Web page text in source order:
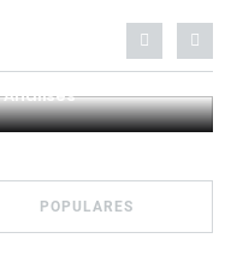
POPULARES